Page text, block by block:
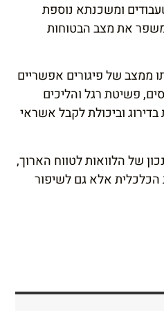
ומשכנתא נוספת
את מצב הבטוחות
ממצב של פיגורים אפשריים
פשיטת רגל והליכים
וביכולת לקבל אשראי
של הלוואות לטווח הארוך,
אלא גם לשיפור